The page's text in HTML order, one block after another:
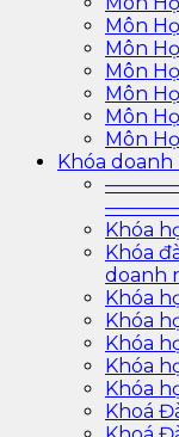
Môn
Môn
Môn
Môn
Môn
Môn
Khóa
————-
Khóa
Khóa
doanh
Khóa
Khóa
Khóa
Khóa
Khóa
Khoá